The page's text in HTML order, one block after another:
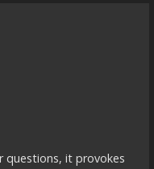
questions, it provokes